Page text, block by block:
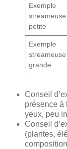
Exemple
streameuse
petite
Exemple
streameuse
grande
Conseil
présence à
yeux, peu
Conseil
(plantes,